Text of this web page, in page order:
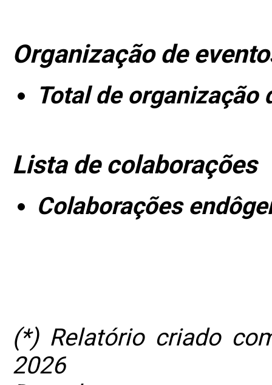
Organização de
Total de organização
Lista de colaborações
Colaborações
(*) Relatório criado
2026